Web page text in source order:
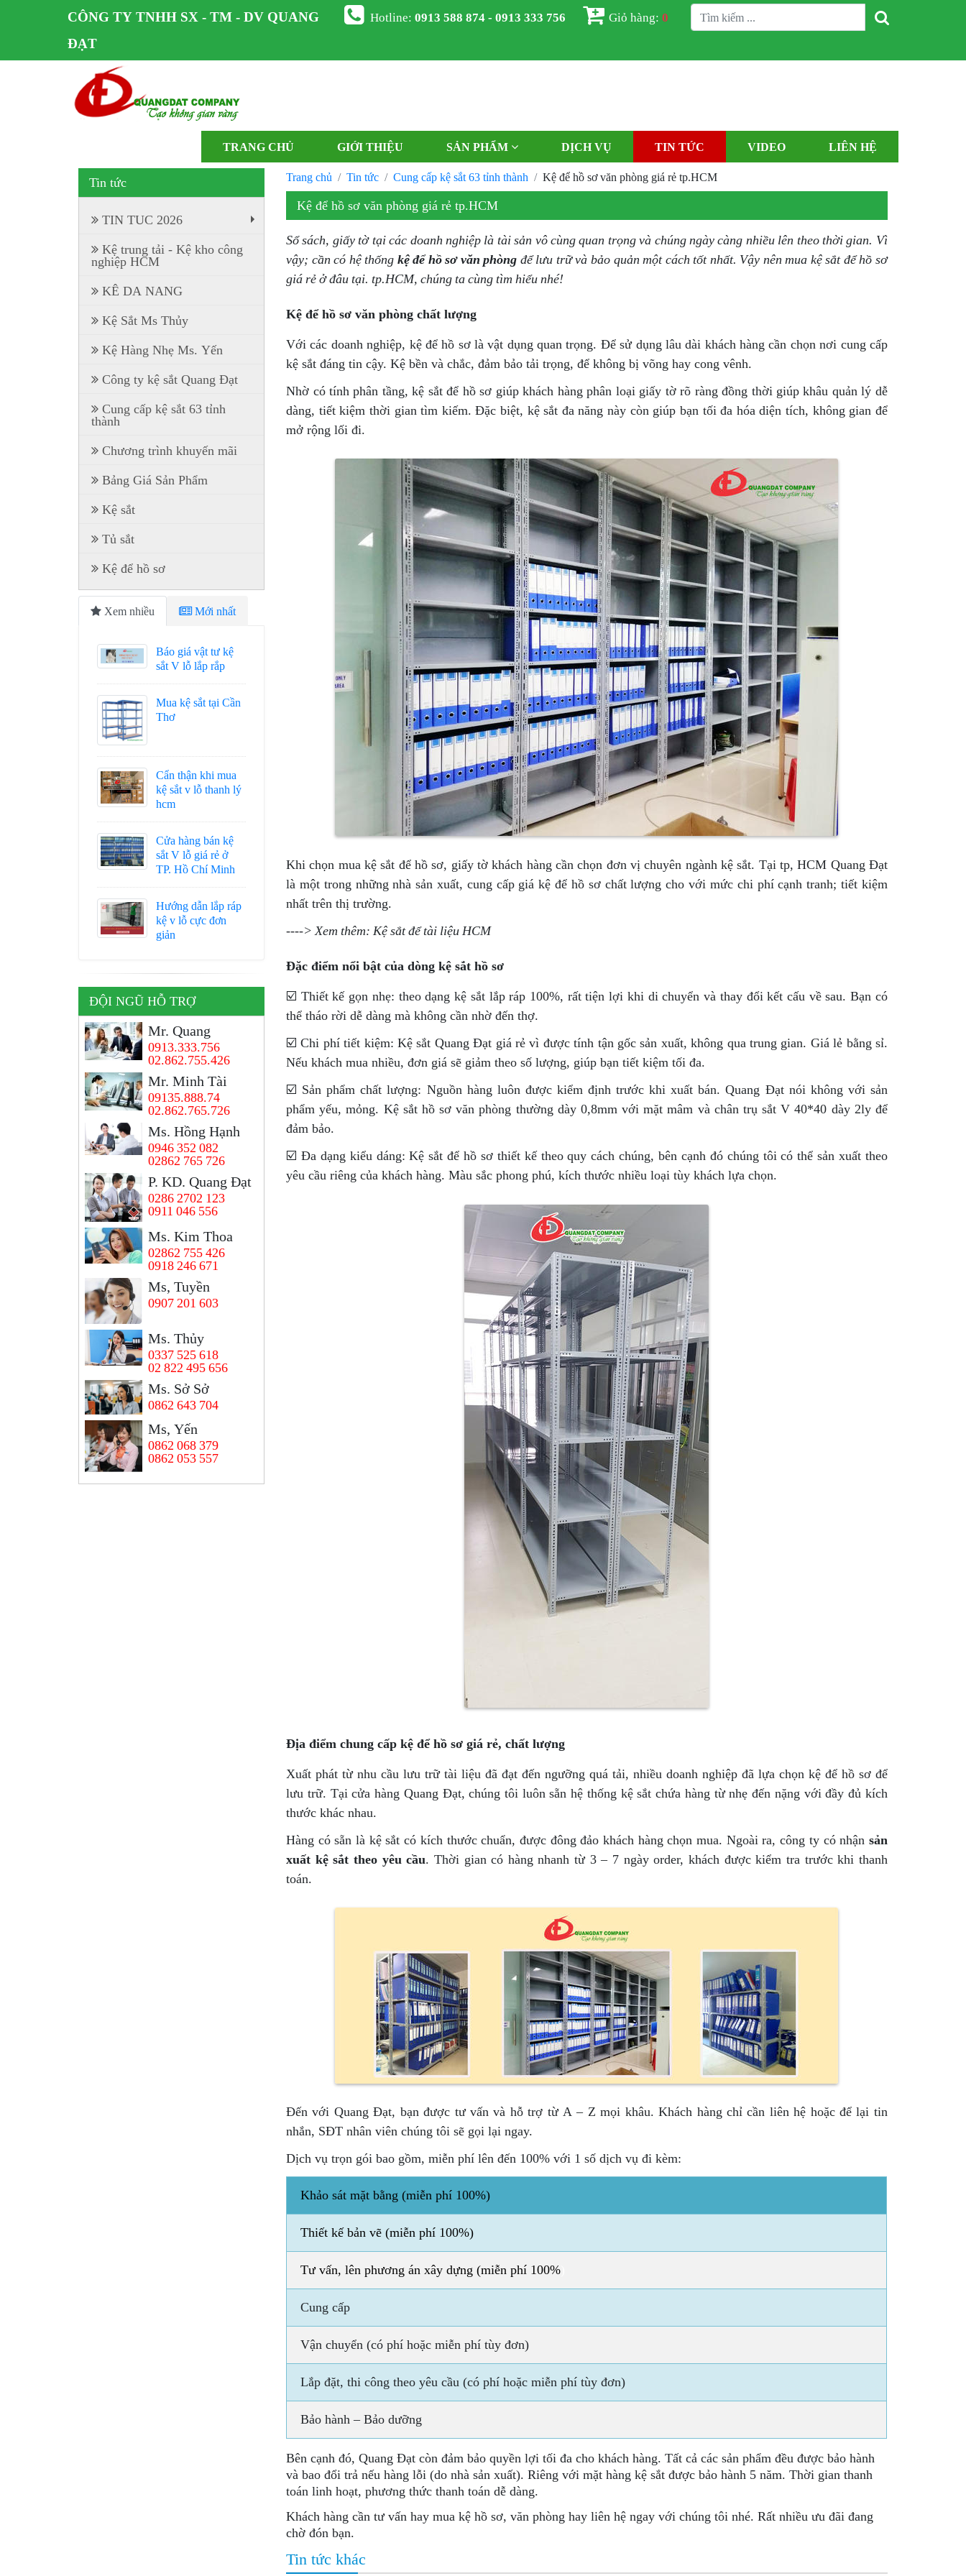
CÔNG TY TNHH SX - TM - DV QUANG
ĐẠT
Hotline:0913 588 874 - 0913 333 756 Giỏ hàng:0
TRANG CHỦ GIỚI THIỆU SẢN PHẨM DỊCH VỤ TIN TỨC VIDEO LIÊN HỆ
Trang chủ Tin tức Cung cấp kệ sắt 63 tỉnh thành Kệ để hồ sơ văn phòng giá rẻ tp.HCM
Kệ để hồ sơ văn phòng giá rẻ tp.HCM
Sổ sách, giấy tờ tại các doanh nghiệp là tài sản vô cùng quan trọng và chúng ngày càng nhiều lên theo thời gian. Vì
vậy; cần có hệ thống kệ để hồ sơ văn phòng để lưu trữ và bảo quản một cách tốt nhất. Vậy nên mua kệ sắt để hồ sơ
giá rẻ ở đâu tại. tp.HCM, chúng ta cùng tìm hiểu nhé!
Kệ để hồ sơ văn phòng chất lượng
Với các doanh nghiệp, kệ để hồ sơ là vật dụng quan trọng. Để sử dụng lâu dài khách hàng cần chọn nơi cung cấp
kệ sắt đáng tin cậy. Kệ bền và chắc, đảm bảo tải trọng, để không bị võng hay cong vênh.
Nhờ có tính phân tầng, kệ sắt để hồ sơ giúp khách hàng phân loại giấy tờ rõ ràng đồng thời giúp khâu quản lý dễ
dàng, tiết kiệm thời gian tìm kiếm. Đặc biệt, kệ sắt đa năng này còn giúp bạn tối đa hóa diện tích, không gian để
mở rộng lối đi.
Khi chọn mua kệ sắt để hồ sơ, giấy tờ khách hàng cần chọn đơn vị chuyên ngành kệ sắt. Tại tp, HCM Quang Đạt
là một trong những nhà sản xuất, cung cấp giá kệ để hồ sơ chất lượng cho với mức chi phí cạnh tranh; tiết kiệm
nhất trên thị trường.
----> Xem thêm: Kệ sắt để tài liệu HCM
Đặc điểm nổi bật của dòng kệ sắt hồ sơ
☑️ Thiết kế gọn nhẹ: theo dạng kệ sắt lắp ráp 100%, rất tiện lợi khi di chuyển và thay đổi kết cấu về sau. Bạn có
thể tháo rời dễ dàng mà không cần nhờ đến thợ.
☑️ Chi phí tiết kiệm: Kệ sắt Quang Đạt giá rẻ vì được tính tận gốc sản xuất, không qua trung gian. Giá lẻ bằng sỉ.
Nếu khách mua nhiều, đơn giá sẽ giảm theo số lượng, giúp bạn tiết kiệm tối đa.
☑️ Sản phẩm chất lượng: Nguồn hàng luôn được kiểm định trước khi xuất bán. Quang Đạt nói không với sản
phẩm yếu, mỏng. Kệ sắt hồ sơ văn phòng thường dày 0,8mm với mặt mâm và chân trụ sắt V 40*40 dày 2ly để
đảm bảo.
☑️ Đa dạng kiểu dáng: Kệ sắt để hồ sơ thiết kế theo quy cách chúng, bên cạnh đó chúng tôi có thể sản xuất theo
yêu cầu riêng của khách hàng. Màu sắc phong phú, kích thước nhiều loại tùy khách lựa chọn.
Địa điểm chung cấp kệ để hồ sơ giá rẻ, chất lượng
Xuất phát từ nhu cầu lưu trữ tài liệu đã đạt đến ngưỡng quá tải, nhiều doanh nghiệp đã lựa chọn kệ để hồ sơ để
lưu trữ. Tại cửa hàng Quang Đạt, chúng tôi luôn sẵn hệ thống kệ sắt chứa hàng từ nhẹ đến nặng với đầy đủ kích
thước khác nhau.
Hàng có sẵn là kệ sắt có kích thước chuẩn, được đông đảo khách hàng chọn mua. Ngoài ra, công ty có nhận sản
xuất kệ sắt theo yêu cầu. Thời gian có hàng nhanh từ 3 – 7 ngày order, khách được kiểm tra trước khi thanh
toán.
Đến với Quang Đạt, bạn được tư vấn và hỗ trợ từ A – Z mọi khâu. Khách hàng chỉ cần liên hệ hoặc để lại tin
nhắn, SĐT nhân viên chúng tôi sẽ gọi lại ngay.
Dịch vụ trọn gói bao gồm, miễn phí lên đến 100% với 1 số dịch vụ đi kèm:
Khảo sát mặt bằng (miễn phí 100%)
Thiết kế bản vẽ(miễn phí 100%)
Tư vấn, lên phương án xây dựng(miễn phí 100%
Cung cấp
Vận chuyển (có phí hoặc miễn phí tùy đơn)
Lắp đặt, thi công theo yêu cầu(có phí hoặc miễn phí tùy đơn)
Bảo hành – Bảo dưỡng
Bên cạnh đó, Quang Đạt còn đảm bảo quyền lợi tối đa cho khách hàng. Tất cả các sản phẩm đều được bảo hành
và bao đổi trả nếu hàng lỗi (do nhà sản xuất). Riêng với mặt hàng kệ sắt được bảo hành 5 năm. Thời gian thanh
toán linh hoạt, phương thức thanh toán dễ dàng.
Khách hàng cần tư vấn hay mua kệ hồ sơ, văn phòng hay liên hệ ngay với chúng tôi nhé. Rất nhiều ưu đãi đang
chờ đón bạn.
Tin tức khác
Tin tức
TIN TUC 2026
Kệ trung tải - Kệ kho công
nghiệp HCM
KÊ DA NANG
Kệ Sắt Ms Thủy
Kệ Hàng Nhẹ Ms. Yến
Công ty kệ sắt Quang Đạt
Cung cấp kệ sắt 63 tỉnh
thành
Chương trình khuyến mãi
Bảng Giá Sản Phẩm
Kệ sắt
Tủ sắt
Kệ để hồ sơ
Xem nhiều Mới nhất
Báo giá vật tư kệ
sắt V lỗ lắp rắp
Mua kệ sắt tại Cần
Thơ
Cẩn thận khi mua
kệ sắt v lỗ thanh lý
hcm
Cửa hàng bán kệ
sắt V lỗ giá rẻ ở
TP. Hồ Chí Minh
Hướng dẫn lắp ráp
kệ v lỗ cực đơn
giản
ĐỘI NGŨ HỖ TRỢ
Mr. Quang
0913.333.756
02.862.755.426
Mr. Minh Tài
09135.888.74
02.862.765.726
Ms. Hồng Hạnh
0946 352 082
02862 765 726
P. KD. Quang Đạt
0286 2702 123
0911 046 556
Ms. Kim Thoa
02862 755 426
0918 246 671
Ms, Tuyền
0907 201 603
Ms. Thủy
0337 525 618
02 822 495 656
Ms. Sở Sở
0862 643 704
Ms, Yến
0862 068 379
0862 053 557